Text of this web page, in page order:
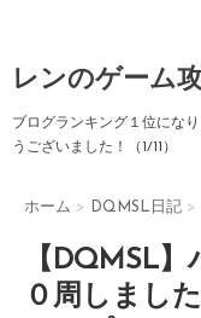
レンのゲーム
ブログランキング１位にな
うございました！（1/11）
ホーム > DQMSL日記 >
【DQMSL
０周しまし